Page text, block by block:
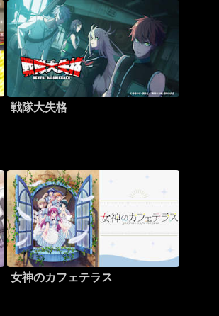
戦隊大失格
女神のカフェテラス